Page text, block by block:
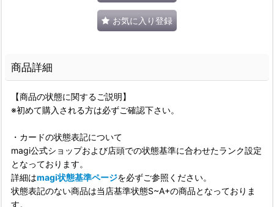
お気に入り登録
商品詳細
【商品の状態に関するご説明】
※初めて購入される方は必ずご確認下さい。
・カードの状態表記について
magi公式ショップおよび店頭での状態基準に合わせたランク設定
となっております。
詳細はmagi状態基準ページを必ずご参照ください。
状態表記のない商品は当店基準状態S~A+の商品となっておりま
す。